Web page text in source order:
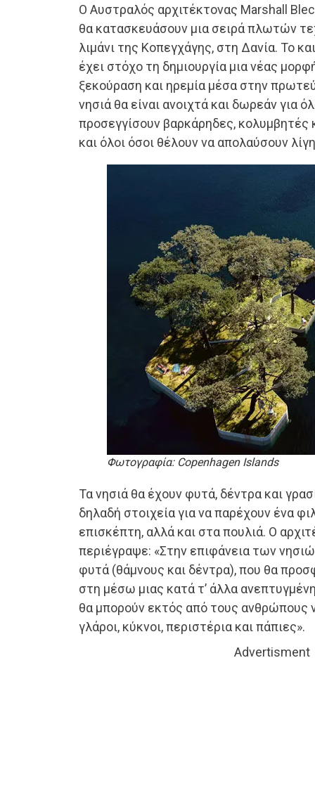
Ο Αυστραλός αρχιτέκτονας Marshall
θα κατασκευάσουν μια σειρά πλωτών
λιμάνι της Κοπεγχάγης, στη Δανία. Το
έχει στόχο τη δημιουργία μια νέας
ξεκούραση και ηρεμία μέσα στην
νησιά θα είναι ανοιχτά και δωρεάν για
προσεγγίσουν βαρκάρηδες, κολυμβητές
και όλοι όσοι θέλουν να απολαύσουν
Φωτογραφία: Copenhagen Islands
Τα νησιά θα έχουν φυτά, δέντρα και
δηλαδή στοιχεία για να παρέχουν ένα
επισκέπτη, αλλά και στα πουλιά. Ο
περιέγραψε: «Στην επιφάνεια των
φυτά (θάμνους και δέντρα), που θα
στη μέσω μιας κατά τ’ άλλα
θα μπορούν εκτός από τους ανθρώπους
γλάροι, κύκνοι, περιστέρια και πάπιες».
Advertisment